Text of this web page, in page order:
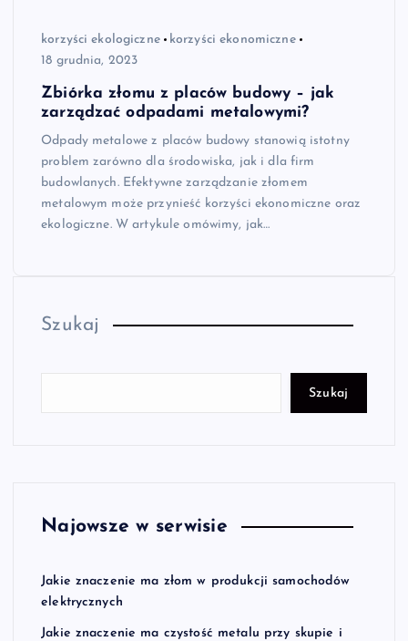
korzyści ekologiczne
korzyści ekonomiczne
18 grudnia, 2023
Zbiórka złomu z placów budowy – jak
zarządzać odpadami metalowymi?
Odpady metalowe z placów budowy stanowią istotny
problem zarówno dla środowiska, jak i dla firm
budowlanych. Efektywne zarządzanie złomem
metalowym może przynieść korzyści ekonomiczne oraz
ekologiczne. W artykule omówimy, jak…
Szukaj
Szukaj
Najowsze w serwisie
Jakie znaczenie ma złom w produkcji samochodów
elektrycznych
Jakie znaczenie ma czystość metalu przy skupie i